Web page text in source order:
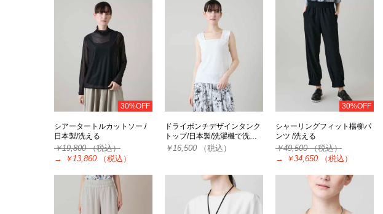
30%OFF
シアータートルカットソー /
日本製/洗える
￥19,800（税込）
→
￥13,860 （税込）
ドライポンチデザインタンク
トップ/日本製/洗濯機で洗…
￥16,500 （税込）
30%OFF
シャーリングフィット楊柳パ
ンツ /洗える
￥49,500（税込）
→
￥34,650 （税込）